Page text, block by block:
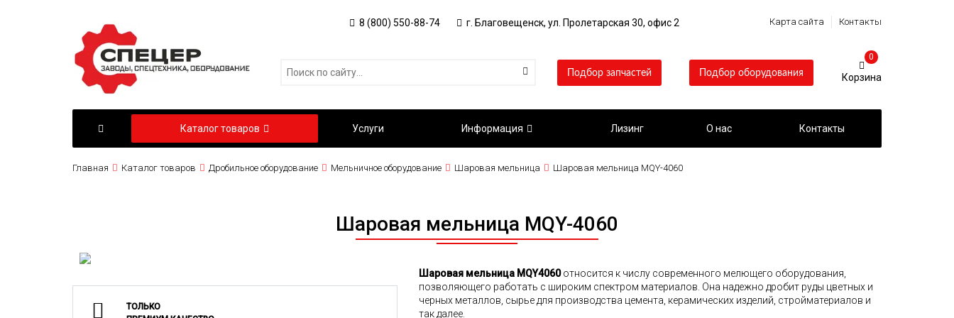
8 (800) 550-88-74 г. Благовещенск, ул. Пролетарская 30, офис 2 Карта сайта Контакты
Подбор запчастей Подбор оборудования
0
Каталог товаров Услуги Информация Лизинг О нас Контакты
Главная Каталог товаров Дробильное оборудование Мельничное оборудование Шаровая мельница Шаровая мельница MQY-4060
Шаровая мельница MQY-4060
ТОЛЬКО
Шаровая мельница MQY4060относится к числу современного мелющего оборудования,
позволяющего работать с широким спектром материалов. Она надежно дробит руды цветных и
черных металлов, сырье для производства цемента, керамических изделий, стройматериалов и
так далее.